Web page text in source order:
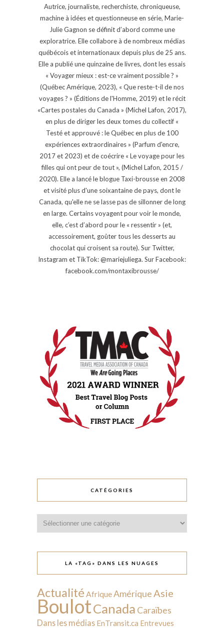
Autrice, journaliste, recherchiste, chroniqueuse,
machine à idées et questionneuse en série, Marie-
Julie Gagnon se définit d’abord comme une
exploratrice. Elle collabore à de nombreux médias
québécois et internationaux depuis plus de 25 ans.
Elle a publié une quinzaine de livres, dont les essais
« Voyager mieux : est-ce vraiment possible ? »
(Québec Amérique, 2023), « Que reste-t-il de nos
voyages ? » (Éditions de l'Homme, 2019) et le récit
«Cartes postales du Canada » (Michel Lafon, 2017),
en plus de diriger les deux tomes du collectif «
Testé et approuvé : le Québec en plus de 100
expériences extraordinaires » (Parfum d'encre,
2017 et 2023) et de coécrire « Le voyage pour les
filles qui ont peur de tout », (Michel Lafon, 2015 /
2020). Elle a lancé le blogue Taxi-brousse en 2008
et visité plus d'une soixantaine de pays, dont le
Canada, qu'elle ne se lasse pas de sillonner de long
en large. Certains voyagent pour voir le monde,
elle, c’est d’abord pour le « ressentir » (et,
accessoirement, goûter tous les desserts au
chocolat qui croisent sa route). Sur Twitter,
Instagram et TikTok: @mariejuliega. Sur Facebook:
facebook.com/montaxibrousse/
CATÉGORIES
LA «TAG» DANS LES NUAGES
Actualité AfriqueAmérique Asie
BoulotCanada Caraïbes
Dans les médias EnTransit.ca Entrevues